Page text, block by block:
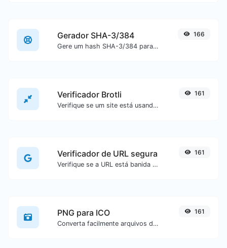
Gerador SHA-3/384
Gere um hash SHA-3/384 para qualquer entrada de texto.
166
Verificador Brotli
Verifique se um site está usando o algoritmo de compactação Brotli ou não.
161
Verificador de URL segura
Verifique se a URL está banida e marcada como segura/insegura pelo Google.
161
PNG para ICO
Converta facilmente arquivos de imagem PNG para ICO.
161